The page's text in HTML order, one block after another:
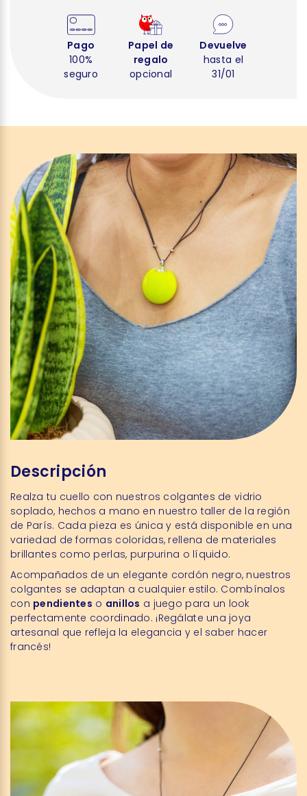
Pago
100%
seguro
Papel de
regalo
opcional
Devuelve
hasta el
31/01
Descripción
Realza tu cuello con nuestros colgantes de vidrio
soplado, hechos a mano en nuestro taller de la región
de París. Cada pieza es única y está disponible en una
variedad de formas coloridas, rellena de materiales
brillantes como perlas, purpurina o líquido.
Acompañados de un elegante cordón negro, nuestros
colgantes se adaptan a cualquier estilo. Combínalos
con pendientes o anillos a juego para un look
perfectamente coordinado. ¡Regálate una joya
artesanal que refleja la elegancia y el saber hacer
francés!